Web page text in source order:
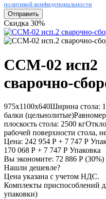
политикой конфиденциальности
Отправить
Скидка 30%
ССМ-02 исп2
сварочно-
975х1100х640Ширина стола:
балки (цельнолитые)
плоскость стола: 2500 кг
рабочей поверхности стола,
Цена: 242 954 Р + 7 747 Р
170 068 Р + 7 747 Р Упаковка
Вы экономите: 72 886 Р (30%)
Нашли дешевле?
Цена указана с учетом НДС.
Комплекты приспособлений
упаковки)